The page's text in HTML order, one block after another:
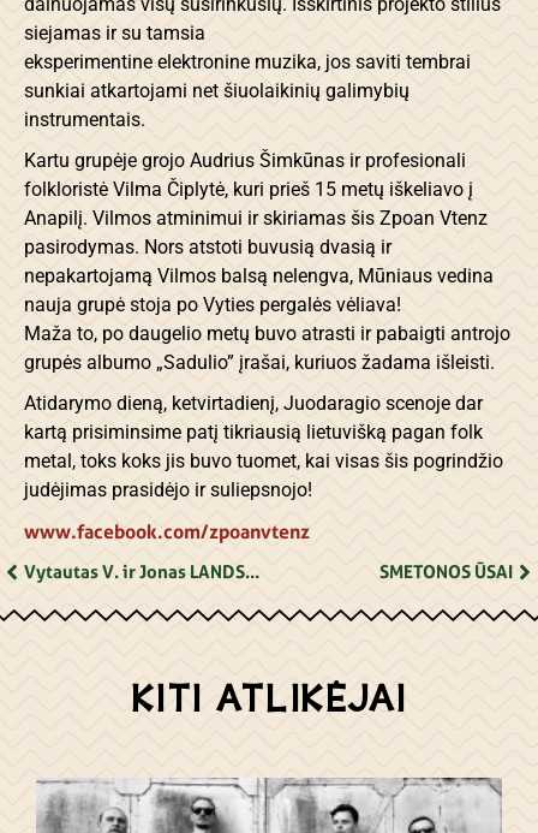
siejamas ir su tamsia
eksperimentine elektronine muzika, jos saviti tembrai
sunkiai atkartojami net šiuolaikinių galimybių
instrumentais.
Kartu grupėje grojo Audrius Šimkūnas ir profesionali
folkloristė Vilma Čiplytė, kuri prieš 15 metų iškeliavo į
Anapilį. Vilmos atminimui ir skiriamas šis Zpoan Vtenz
pasirodymas. Nors atstoti buvusią dvasią ir
nepakartojamą Vilmos balsą nelengva, Mūniaus vedina
nauja grupė stoja po Vyties pergalės vėliava!
Maža to, po daugelio metų buvo atrasti ir pabaigti antrojo
grupės albumo „Sadulio” įrašai, kuriuos žadama išleisti.
Atidarymo dieną, ketvirtadienį, Juodaragio scenoje dar
kartą prisiminsime patį tikriausią lietuvišką pagan folk
metal, toks koks jis buvo tuomet, kai visas šis pogrindžio
judėjimas prasidėjo ir suliepsnojo!
www.facebook.com/zpoanvtenz
Vytautas V. ir Jonas LANDSBERGIAI SMETONOS ŪSAI
KITI ATLIKĖJAI